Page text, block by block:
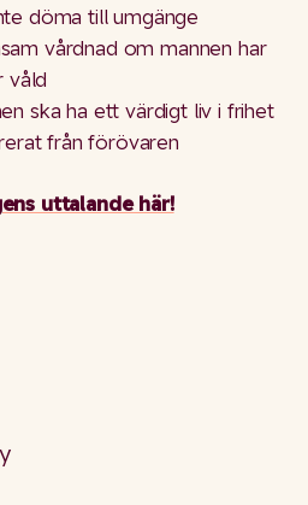
döma till umgänge
vårdnad om mannen har
våld
ska ha ett värdigt liv i frihet
från förövaren
uttalande här!